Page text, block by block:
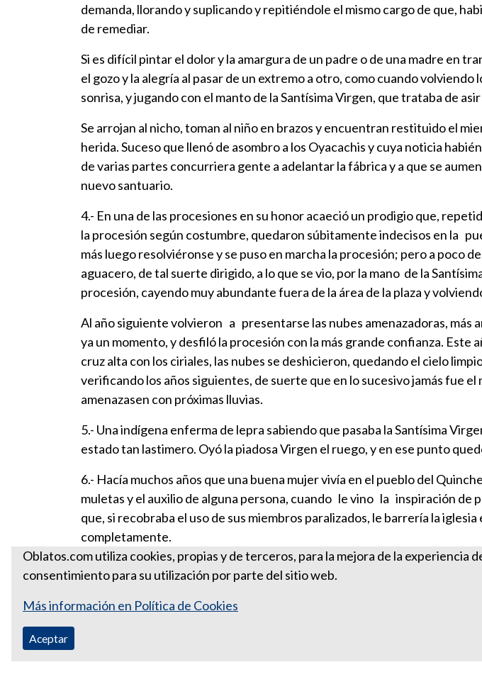
demanda, llorando y suplicando y repitiéndole el mismo cargo de que,
de remediar.
Si es difícil pintar el dolor y la amargura de un padre o de una madre en
el gozo y la alegría al pasar de un extremo a otro, como cuando
sonrisa, y jugando con el manto de la Santísima Virgen, que trataba de
Se arrojan al nicho, toman al niño en brazos y encuentran restituido el
herida. Suceso que llenó de asombro a los Oyacachis y cuya noticia
de varias partes concurriera gente a adelantar la fábrica y a que se
nuevo santuario.
4.- En una de las procesiones en su honor acaeció un prodigio que,
la procesión según costumbre, quedaron súbitamente indecisos en la
más luego resolviéronse y se puso en marcha la procesión; pero a poco
aguacero, de tal suerte dirigido, a lo que se vio, por la mano de la
procesión, cayendo muy abundante fuera de la área de la plaza y
Al año siguiente volvieron a presentarse las nubes amenazadoras, más
ya un momento, y desfiló la procesión con la más grande confianza. Este
cruz alta con los ciriales, las nubes se deshicieron, quedando el cielo
verificando los años siguientes, de suerte que en lo sucesivo jamás fue
amenazasen con próximas lluvias.
5.- Una indígena enferma de lepra sabiendo que pasaba la Santísima
estado tan lastimero. Oyó la piadosa Virgen el ruego, y en ese punto
6.- Hacía muchos años que una buena mujer vivía en el pueblo del
muletas y el auxilio de alguna persona, cuando le vino la inspiración de
que, si recobraba el uso de sus miembros paralizados, le barrería la
completamente.
Oblatos.com utiliza cookies, propias y de terceros, para la mejora de la
consentimiento para su utilización por parte del sitio web.
Más información en Política de Cookies
Aceptar